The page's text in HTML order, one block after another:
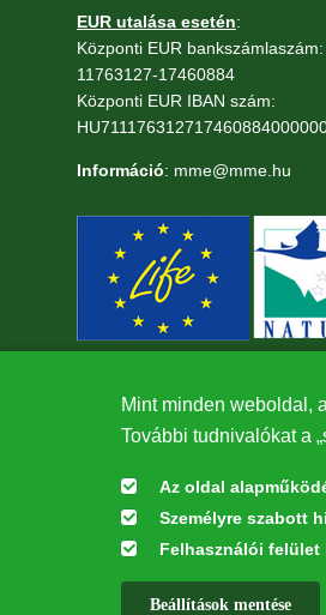
EUR utalása esetén:
Központi EUR bankszámlaszám:
11763127-17460884
Központi EUR IBAN szám:
Információ: mme@mme.hu
Az oldal kialakítása a LIFE20
Mint minden weboldal,
További tudnivalókat a
Az oldal
Személyre szabott
Felhasználói felület
Beállítások mentése